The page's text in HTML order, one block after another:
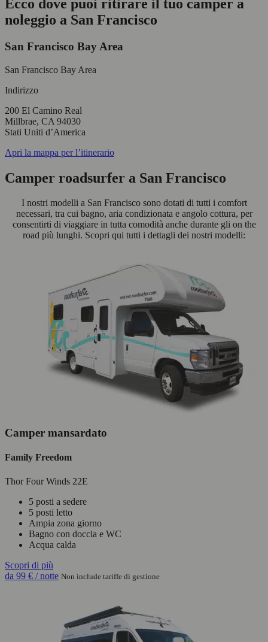
Ecco dove puoi ritirare il tuo camper a
noleggio a San Francisco
San Francisco Bay Area
San Francisco Bay Area
Indirizzo
200 El Camino Real
Millbrae, CA 94030
Stati Uniti d’America
Apri la mappa per l’itinerario
Camper roadsurfer a San Francisco
I nostri modelli a San Francisco sono dotati di tutti i comfort
necessari, tra cui bagno, aria condizionata e angolo cottura, per
consentirti di viaggiare in tutta comodità anche durante gli on the
road più lunghi. Scopri qui tutti i dettagli dei nostri modelli:
Camper mansardato
Family Freedom
Thor Four Winds 22E
5 posti a sedere
5 posti letto
Ampia zona giorno
Bagno con doccia e WC
Acqua calda
Scopri di più
da 99 € / notte Non include tariffe di gestione